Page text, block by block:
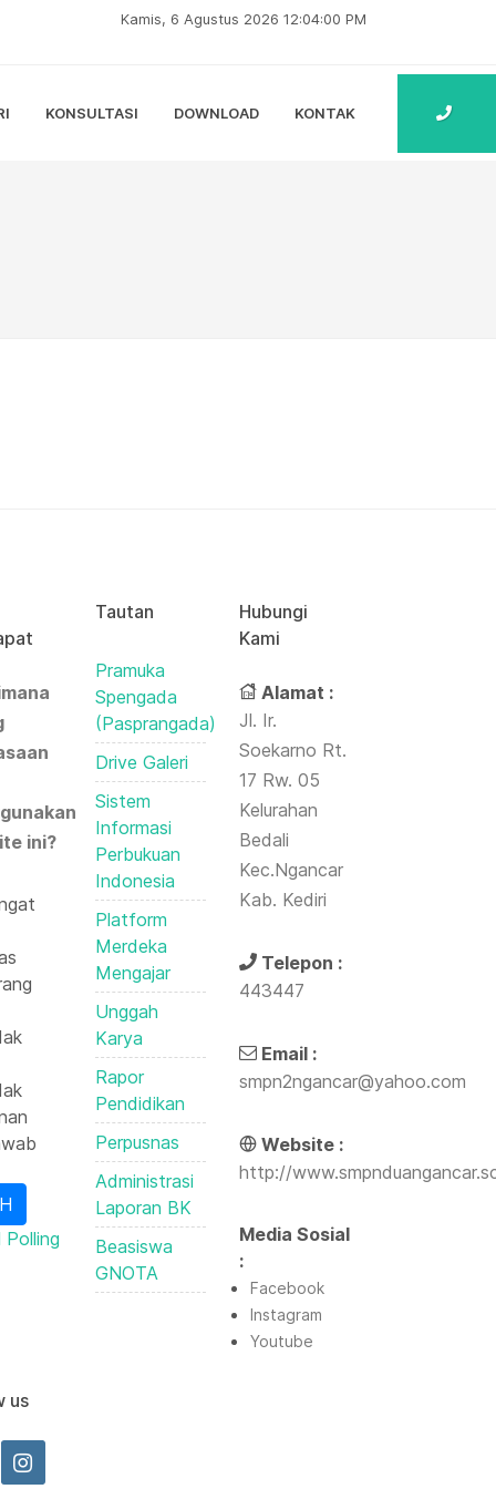
Kamis, 6 Agustus 2026 12:04:01 PM
KONSULTASI DOWNLOAD KONTAK
ini?
Polling
Tautan
Pramuka
Spengada
(Pasprangada)
Drive Galeri
Sistem
Informasi
Perbukuan
Indonesia
Platform
Merdeka
Mengajar
Unggah
Karya
Rapor
Pendidikan
Perpusnas
Administrasi
Laporan BK
Beasiswa
GNOTA
Hubungi
Kami
Alamat :
Jl. Ir.
Soekarno Rt.
17 Rw. 05
Kelurahan
Bedali
Kec.Ngancar
Kab. Kediri
Telepon :
443447
Email :
smpn2ngancar@yahoo.com
Website :
http://
Media Sosial
:
Facebook
Instagram
Youtube
us